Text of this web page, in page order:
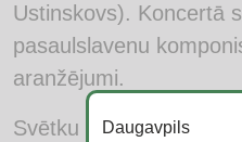
Ustinskovs). Koncertā
pasaulslavenu
aranžējumi.
Svētku dienasDaugavpils